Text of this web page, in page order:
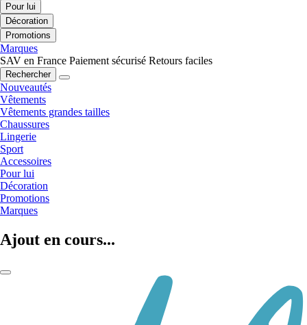
Pour lui
Décoration
Promotions
Marques
SAV en France Paiement sécurisé Retours faciles
Rechercher
Nouveautés
Vêtements
Vêtements grandes tailles
Chaussures
Lingerie
Sport
Accessoires
Pour lui
Décoration
Promotions
Marques
Ajout en cours...